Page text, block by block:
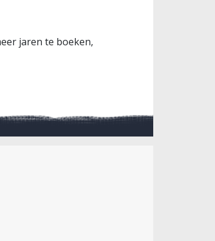
jaren te boeken,